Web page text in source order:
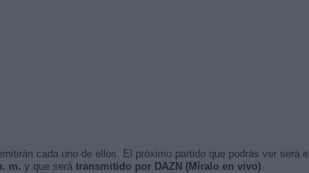
cada uno de ellos. El próximo partido que podrás ver será el
m. y que será transmitido por DAZN (Míralo en vivo).